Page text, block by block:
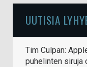
UUTISIA
Tim Culpan:
puhelinten siruja